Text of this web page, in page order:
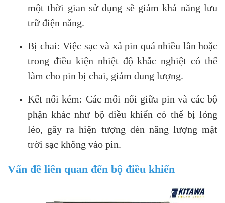
một thời gian sử dụng sẽ giảm khả năng lưu
trữ điện năng.
Bị chai: Việc sạc và xả pin quá nhiều lần hoặc
trong điều kiện nhiệt độ khắc nghiệt có thể
làm cho pin bị chai, giảm dung lượng.
Kết nối kém: Các mối nối giữa pin và các bộ
phận khác như bộ điều khiển có thể bị lỏng
lẻo, gây ra hiện tượng đèn năng lượng mặt
trời sạc không vào pin.
Vấn đề liên quan đến bộ điều khiển